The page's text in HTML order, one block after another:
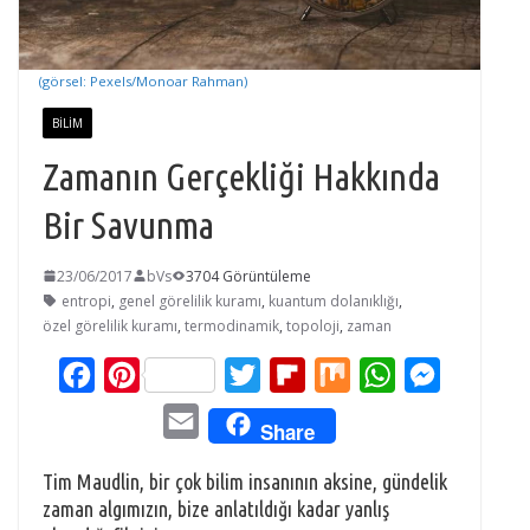
(görsel: Pexels/Monoar Rahman)
BILIM
Zamanın Gerçekliği Hakkında
Bir Savunma
23/06/2017 bVs
3704 Görüntüleme
entropi, genel görelilik kuramı, kuantum dolanıklığı,
özel görelilik kuramı, termodinamik, topoloji, zaman
e
b
P
t
e
w
i
t
t
l
i
p
b
M
W
t
s
E
a
Share
Tim Maudlin, bir çok bilim insanının aksine, gündelik
zaman algımızın, bize anlatıldığı kadar yanlış